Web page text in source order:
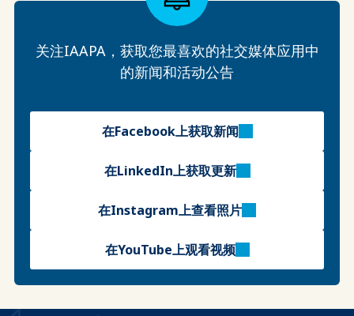
关注IAAPA，获取您最喜欢的社交媒体应用中
的新闻和活动公告
在Facebook上获取新闻
在LinkedIn上获取更新
在Instagram上查看照片
在YouTube上观看视频